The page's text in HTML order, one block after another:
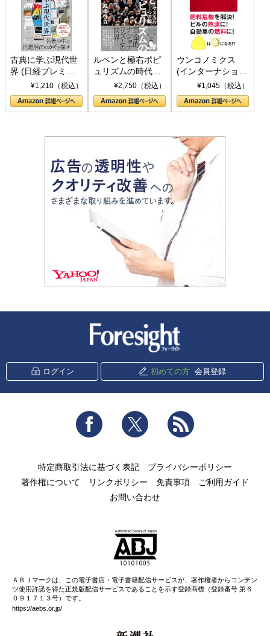
古典に学ぶ現代世
界 (日経プレミア
シリーズ)¥1,210（税込）
ルペンと極右ポピ
ュリズムの時代：
〈ヤヌス〉の二つ
の顔
¥2,750（税込）
ウンコノミクス
(インターナショナ
ル新書)¥1,045（税込）
ログイン 初めての方 会員登録
Facebook Twitter
特定商取引法に基づく表記
プライバシーポリシー
著作権について
リンクポリシー 免責事項
ご利用ガイド
お問い合わせ
ＡＢＪマークは、この電子書店・電子書籍配信サービスが、著作権者からコンテン
ツ使用許諾を得た正規版配信サービスであることを示す登録商標（登録番号 第６
０９１７１３号）です。
https://aebs.or.jp/